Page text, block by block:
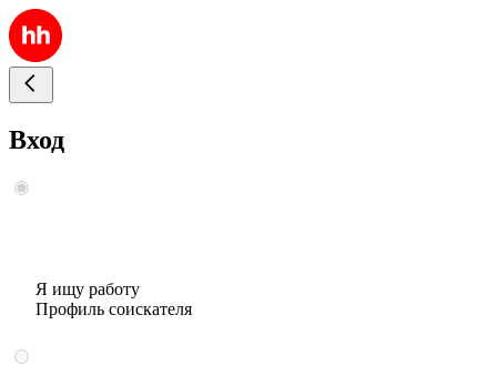
Вход
Я ищу работу
Профиль соискателя